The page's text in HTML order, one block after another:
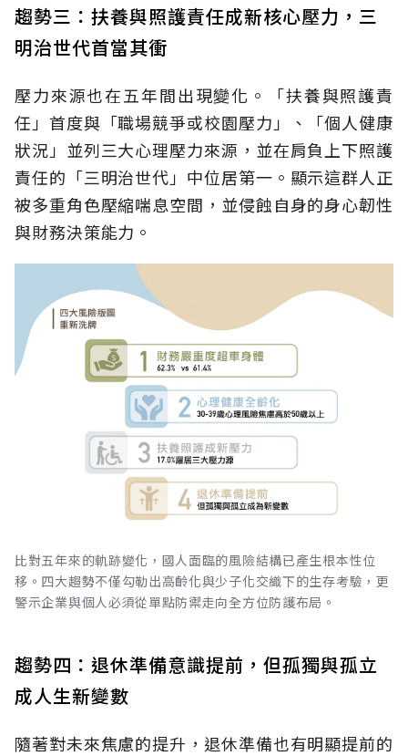
趨勢三：扶養與照護責任成新核心壓力，三
明治世代首當其衝
壓力來源也在五年間出現變化。「扶養與照護責
任」首度與「職場競爭或校園壓力」、「個人健康
狀況」並列三大心理壓力來源，並在肩負上下照護
責任的「三明治世代」中位居第一。顯示這群人正
被多重角色壓縮喘息空間，並侵蝕自身的身心韌性
與財務決策能力。
比對五年來的軌跡變化，國人面臨的風險結構已產生根本性位
移。四大趨勢不僅勾勒出高齡化與少子化交織下的生存考驗，更
警示企業與個人必須從單點防禦走向全方位防護布局。
趨勢四：退休準備意識提前，但孤獨與孤立
成人生新變數
隨著對未來焦慮的提升，退休準備也有明顯提前的